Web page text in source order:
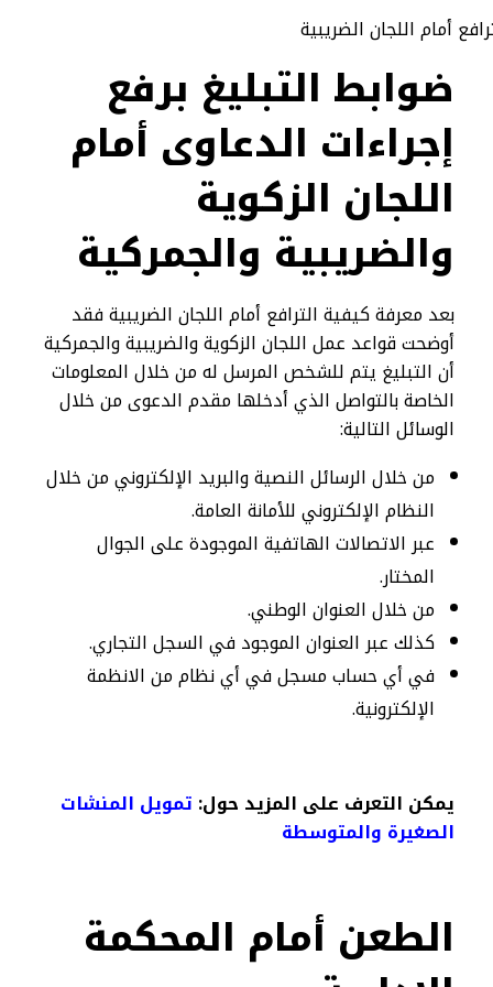
ضوابط التبليغ برفع
إجراءات الدعاوى أمام
اللجان الزكوية
والضريبية والجمركية
بعد معرفة كيفية الترافع أمام اللجان الضريبية فقد
أوضحت قواعد عمل اللجان الزكوية والضريبية والجمركية
أن التبليغ يتم للشخص المرسل له من خلال المعلومات
الخاصة بالتواصل الذي أدخلها مقدم الدعوى من خلال
الوسائل التالية:
من خلال الرسائل النصية والبريد الإلكتروني من خلال
النظام الإلكتروني للأمانة العامة.
عبر الاتصالات الهاتفية الموجودة على الجوال
المختار.
من خلال العنوان الوطني.
كذلك عبر العنوان الموجود في السجل التجاري.
في أي حساب مسجل في أي نظام من الانظمة
الإلكترونية.
يمكن التعرف على المزيد حول: تمويل المنشات
الصغيرة والمتوسطة
الطعن أمام المحكمة